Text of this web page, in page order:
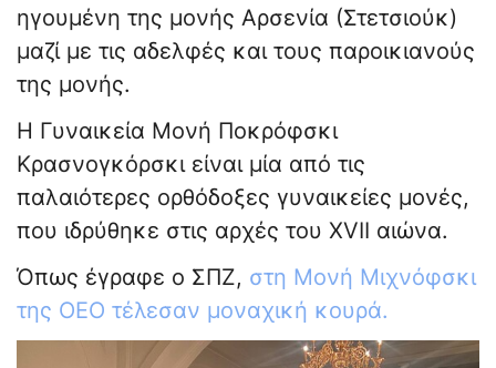
ηγουμένη της μονής Αρσενία (Στετσιούκ)
μαζί με τις αδελφές και τους παροικιανούς
της μονής.
Η Γυναικεία Μονή Ποκρόφσκι
Κρασνογκόρσκι είναι μία από τις
παλαιότερες ορθόδοξες γυναικείες μονές,
που ιδρύθηκε στις αρχές του XVII αιώνα.
Όπως έγραφε ο ΣΠΖ, στη Μονή Μιχνόφσκι
της ΟΕΟ τέλεσαν μοναχική κουρά.